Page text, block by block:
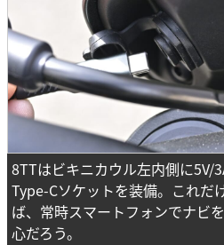
8TTはビキニカウル左内側に5V/
Type-Cソケットを装備。これだ
ば、常時スマートフォンでナビ
心だろう。